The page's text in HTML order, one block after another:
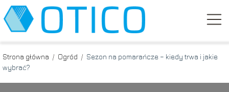
Strona główna / Ogród / Sezon na pomarańcze – kiedy trwa i jakie
wybrać?